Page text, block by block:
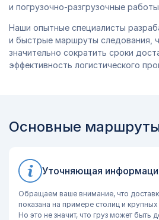
и погрузочно-разгрузочные
Наши опытные специалисты
и быстрые маршруты следования,
значительно сократить сроки
эффективность логистического
Основные
Уточняющая
Обращаем ваше внимание, что
показана на примере столиц и
Но это не значит, что груз может быть